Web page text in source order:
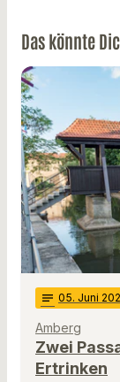
Das könnte
notes 05. Juni
Amberg
Zwei
Ertrinken